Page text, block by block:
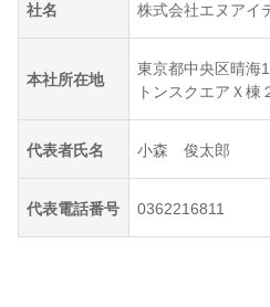
社名 株式会社エヌアイ
本社所在地
東京都中央区晴海
トンスクエアＸ棟
代表者氏名 小森 俊太郎
代表電話番号 0362216811